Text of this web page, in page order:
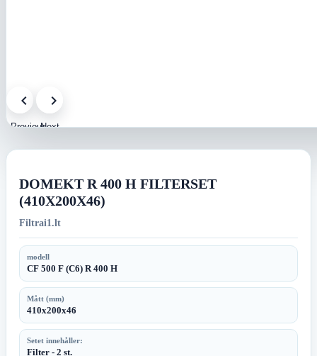
PreviousNext
DOMEKT R 400 H FILTERSET
(410X200X46)
Filtrai1.lt
modell
CF 500 F (C6) R 400 H
Mått (mm)
410x200x46
Setet innehåller:
Filter - 2 st.